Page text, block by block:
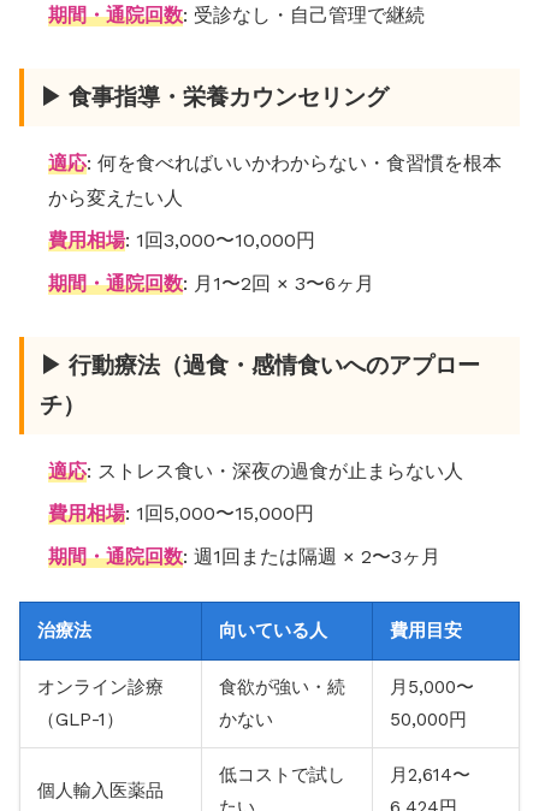
期間・通院回数: 受診なし・自己管理で継続
▶ 食事指導・栄養カウンセリング
適応: 何を食べればいいかわからない・食習慣を根本
から変えたい人
費用相場: 1回3,000〜10,000円
期間・通院回数: 月1〜2回 × 3〜6ヶ月
▶ 行動療法（過食・感情食いへのアプロー
チ）
適応: ストレス食い・深夜の過食が止まらない人
費用相場: 1回5,000〜15,000円
期間・通院回数: 週1回または隔週 × 2〜3ヶ月
治療法 向いている人 費用目安
オンライン診療
（GLP-1）
食欲が強い・続
かない
月5,000〜
50,000円
個人輸入医薬品
低コストで試し
月2,614〜